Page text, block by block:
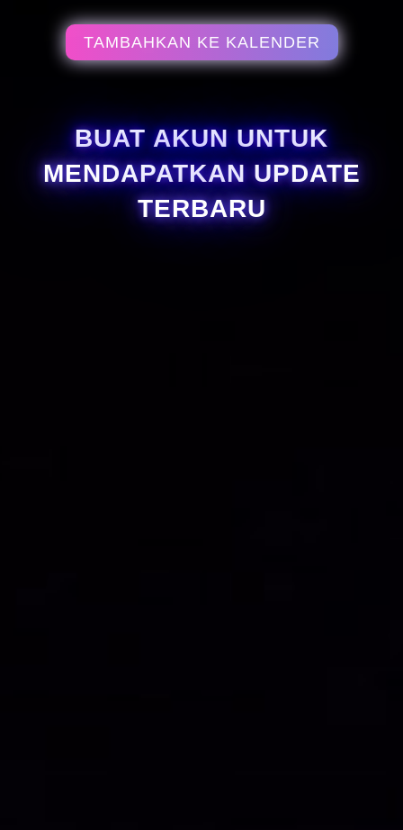
TAMBAHKAN KE KALENDER
BUAT AKUN UNTUK
MENDAPATKAN UPDATE
TERBARU